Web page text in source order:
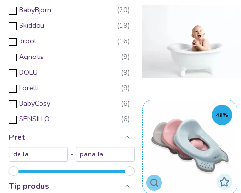
BabyBjorn
Skiddou
drool
Agnotis
DOLU
Lorelli
BabyCosy
SENSILLO
PILSAN
Chipolino
Pret
-
Tip produs
49%